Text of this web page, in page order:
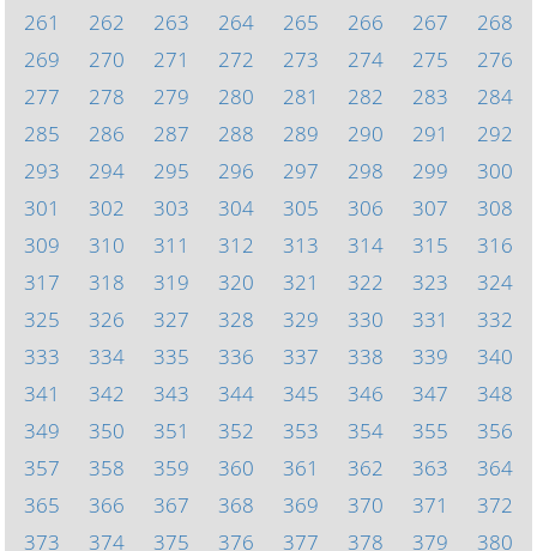
261
262 263 264 265 266 267
268
269
270 271 272 273 274 275
276
277
278 279 280 281 282 283
284
285
286 287 288 289 290 291
292
293
294 295 296 297 298 299
300
301
302 303 304 305 306 307
308
309
310 311 312 313 314 315
316
317
318 319 320 321 322 323
324
325
326 327 328 329 330 331
332
333
334 335 336 337 338 339
340
341
342 343 344 345 346 347
348
349
350 351 352 353 354 355
356
357
358 359 360 361 362 363
364
365
366 367 368 369 370 371
372
373
374 375 376 377 378 379 380